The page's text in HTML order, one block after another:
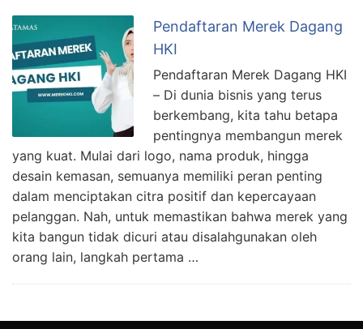
Pendaftaran Merek Dagang
HKI
Pendaftaran Merek Dagang HKI
– Di dunia bisnis yang terus
berkembang, kita tahu betapa
pentingnya membangun merek
yang kuat. Mulai dari logo, nama produk, hingga
desain kemasan, semuanya memiliki peran penting
dalam menciptakan citra positif dan kepercayaan
pelanggan. Nah, untuk memastikan bahwa merek yang
kita bangun tidak dicuri atau disalahgunakan oleh
orang lain, langkah pertama …